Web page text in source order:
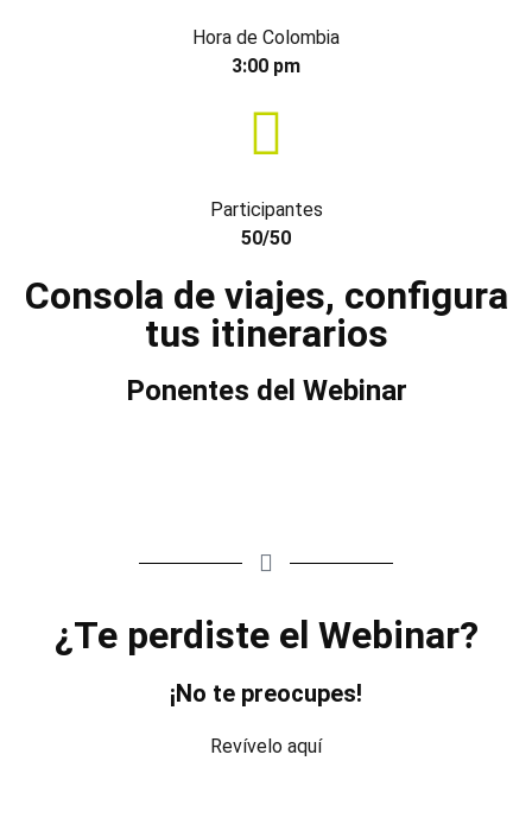
Hora de Colombia
3:00 pm
Participantes
50/50
Consola de viajes, configura
tus itinerarios
Ponentes del Webinar
¿Te perdiste el Webinar?
¡No te preocupes!
Revívelo aquí